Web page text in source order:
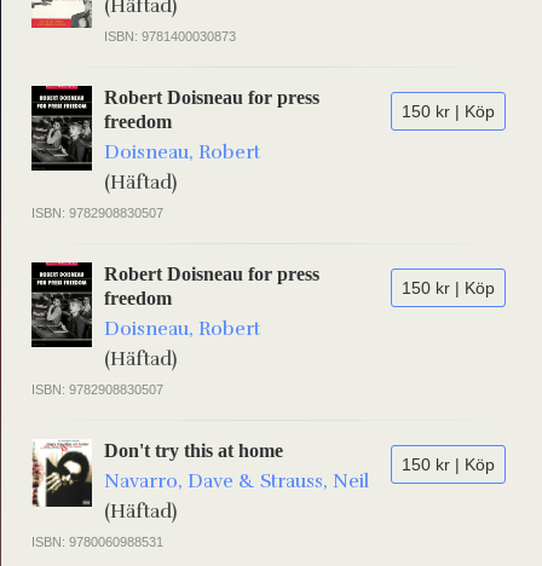
(Häftad)
ISBN: 9781400030873
150 kr | Köp
Robert Doisneau for press
freedom
Doisneau, Robert
(Häftad)
ISBN: 9782908830507
150 kr | Köp
Robert Doisneau for press
freedom
Doisneau, Robert
(Häftad)
ISBN: 9782908830507
150 kr | Köp
Don't try this at home
Navarro, Dave & Strauss, Neil
(Häftad)
ISBN: 9780060988531